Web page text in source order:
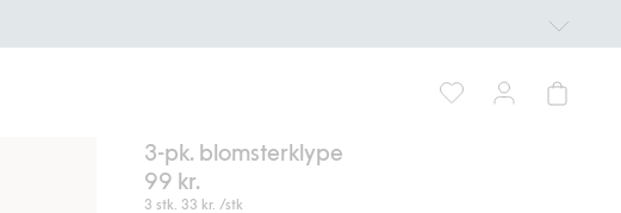
3-pk. blomsterklype
99 kr.
3 stk. 33 kr. /stk